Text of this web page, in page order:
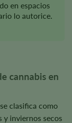
en espacios
lo autorice.
cannabis en
clasifica como
y inviernos secos